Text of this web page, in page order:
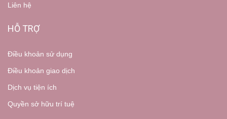
Liên hệ
HỖ TRỢ
Điều khoản sử dụng
Điều khoản giao dịch
Dịch vụ tiện ích
Quyền sở hữu trí tuệ